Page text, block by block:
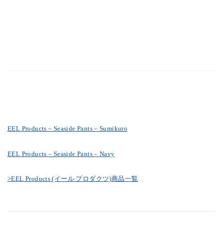
EEL Products – Seaside Pants – Sumikuro
EEL Products – Seaside Pants – Navy
>EEL Products (イール プロダクツ)商品一覧